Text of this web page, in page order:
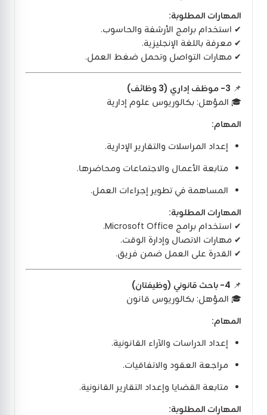
المهارات المطلوبة:
✔ استخدام برامج الأرشفة والحاسوب.
✔ معرفة باللغة الإنجليزية.
✔ مهارات التواصل وتحمل ضغط العمل.
📌 3- موظف إداري (3 وظائف)
🎓 المؤهل: بكالوريوس علوم إدارية
المهام:
إعداد المراسلات والتقارير الإدارية.
متابعة الأعمال والاجتماعات ومحاضرها.
المساهمة في تطوير إجراءات العمل.
المهارات المطلوبة:
✔ استخدام برامج Microsoft Office.
✔ مهارات الاتصال وإدارة الوقت.
✔ القدرة على العمل ضمن فريق.
📌 4- باحث قانوني (وظيفتان)
🎓 المؤهل: بكالوريوس قانون
المهام:
إعداد الدراسات والآراء القانونية.
مراجعة العقود والاتفاقيات.
متابعة القضايا وإعداد التقارير القانونية.
المهارات المطلوبة: